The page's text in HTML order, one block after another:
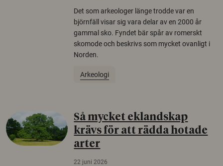
Det som arkeologer länge trodde var en
björnfäll visar sig vara delar av en 2000 år
gammal sko. Fyndet bär spår av romerskt
skomode och beskrivs som mycket ovanligt i
Norden.
Arkeologi
Så mycket eklandskap
krävs för att rädda hotade
arter
22 juni 2026